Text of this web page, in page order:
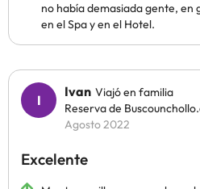
no había demasiada gente, en
en el Spa y en el Hotel.
Ivan Viajó en familia
Reserva de
Agosto 2022
Excelente